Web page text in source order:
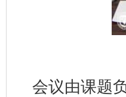
会议由课题